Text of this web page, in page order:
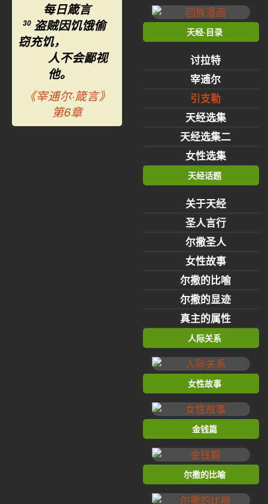
每日箴言
30 盗贼因饥饿偷
窃充饥，
人不会鄙视
他。
《宰逋尔·箴言》
第6章
天经·目录
讨拉特
宰逋尔
引支勒
天经选集
天经选集二
女性选集
天经话题
关于天经
圣人言行
尔撒圣人
女性故事
尔撒的比喻
尔撒的显迹
真主的属性
人际关系
女性故事
金钱篇
尔撒的比喻